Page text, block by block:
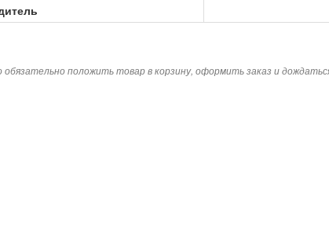
положить товар в корзину, оформить заказ и